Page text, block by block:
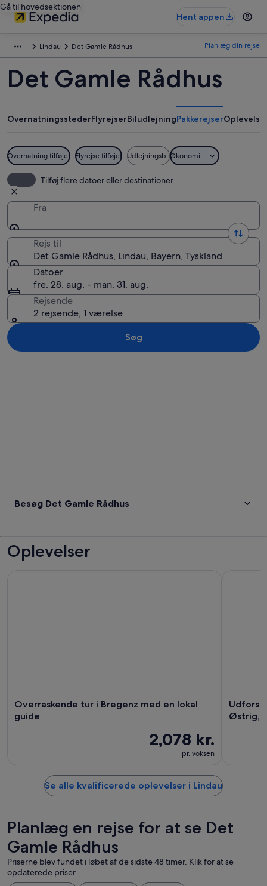
Gå til hovedsektionen
Hent appen
Lindau Det Gamle Rådhus Planlæg din rejse
Det Gamle Rådhus
OvernatningsstederFlyrejserBiludlejningPakkerejser
Overnatning tilføjet Flyrejse tilføjet UdlejningsbilØkonomi
Tilføj flere datoer eller destinationer
Fra
Rejs til
Det Gamle Rådhus, Lindau, Bayern, Tyskland
Datoer
fre. 28. aug. - man. 31. aug.
Rejsende
2 rejsende, 1 værelse
Søg
Besøg Det Gamle Rådhus
Oplevelser
Overraskende tur i Bregenz med en lokal
guide
2,078 kr.
pr. voksen
Udforsk
Østrig,
Se alle kvalificerede oplevelser i Lindau
Planlæg en rejse for at se Det
Gamle Rådhus
Priserne blev fundet i løbet af de sidste 48 timer. Klik for at se
opdaterede priser.